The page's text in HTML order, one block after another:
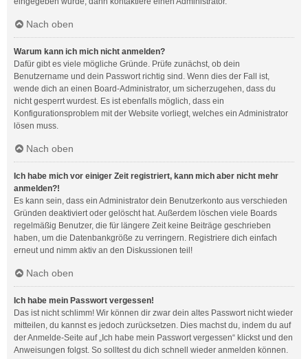
Nach oben
Warum kann ich mich nicht anmelden?
Dafür gibt es viele mögliche Gründe. Prüfe zunächst, ob dein
Benutzername und dein Passwort richtig sind. Wenn dies der Fall ist,
wende dich an einen Board-Administrator, um sicherzugehen, dass du
nicht gesperrt wurdest. Es ist ebenfalls möglich, dass ein
Konfigurationsproblem mit der Website vorliegt, welches ein Administrator
lösen muss.
Nach oben
Ich habe mich vor einiger Zeit registriert, kann mich aber nicht mehr
anmelden?!
Es kann sein, dass ein Administrator dein Benutzerkonto aus verschieden
Gründen deaktiviert oder gelöscht hat. Außerdem löschen viele Boards
regelmäßig Benutzer, die für längere Zeit keine Beiträge geschrieben
haben, um die Datenbankgröße zu verringern. Registriere dich einfach
erneut und nimm aktiv an den Diskussionen teil!
Nach oben
Ich habe mein Passwort vergessen!
Das ist nicht schlimm! Wir können dir zwar dein altes Passwort nicht wieder
mitteilen, du kannst es jedoch zurücksetzen. Dies machst du, indem du auf
der Anmelde-Seite auf „Ich habe mein Passwort vergessen“ klickst und den
Anweisungen folgst. So solltest du dich schnell wieder anmelden können.